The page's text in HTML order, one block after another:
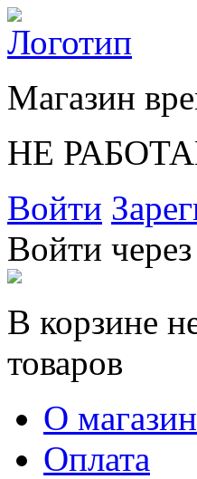
Магазин
НЕ
Войти
Войти
В корзине
товаров
О
Оплата